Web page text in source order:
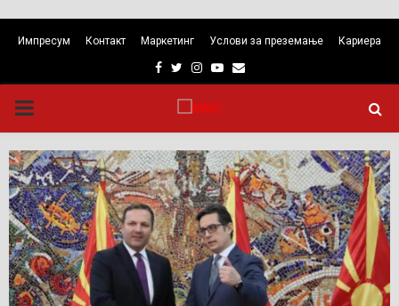
Импресум Контакт Маркетинг Услови за преземање Кариера
Facebook
TwitterInstagram
Youtube
Email
PRIMARY
MENU